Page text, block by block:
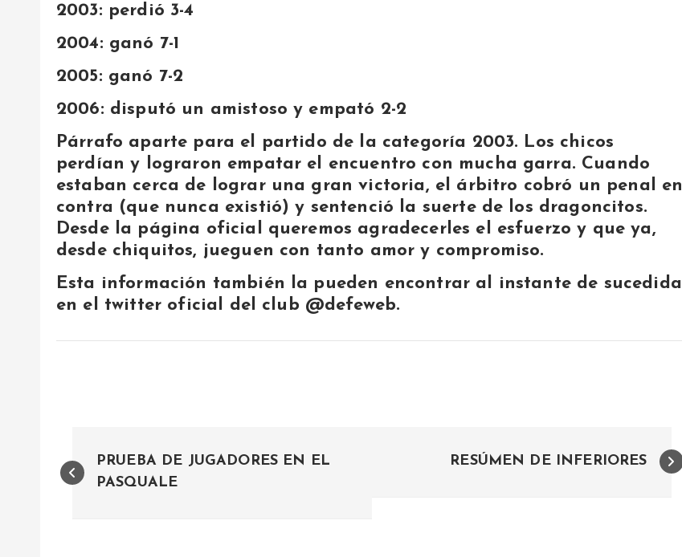
2003: perdió 3-4
2004: ganó 7-1
2005: ganó 7-2
2006: disputó un amistoso y empató 2-2
Párrafo aparte para el partido de la categoría 2003. Los chicos
perdían y lograron empatar el encuentro con mucha garra. Cuando
estaban cerca de lograr una gran victoria, el árbitro cobró un penal en
contra (que nunca existió) y sentenció la suerte de los dragoncitos.
Desde la página oficial queremos agradecerles el esfuerzo y que ya,
desde chiquitos, jueguen con tanto amor y compromiso.
Esta información también la pueden encontrar al instante de sucedida
en el twitter oficial del club @defeweb.
a
PRUEBA DE JUGADORES EN EL
PASQUALE
RESÚMEN DE INFERIORES